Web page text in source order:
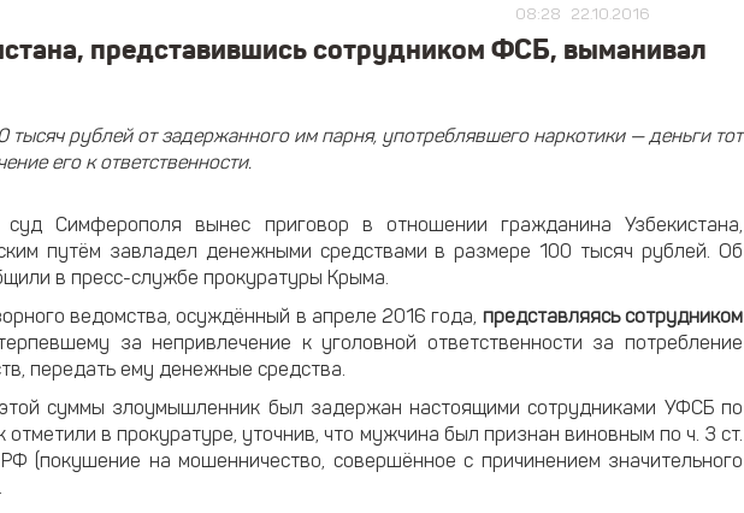
08:28 22.10.2016
представившись сотрудником ФСБ, выманивал
рублей от задержанного им парня, употреблявшего наркотики — деньги тот
его к ответственности.
суд Симферополя вынес приговор в отношении гражданина Узбекистана,
путём завладел денежными средствами в размере 100 тысяч рублей. Об
в пресс-службе прокуратуры Крыма.
ведомства, осуждённый в апреле 2016 года, представляясь сотрудником
за непривлечение к уголовной ответственности за потребление
передать ему денежные средства.
суммы злоумышленник был задержан настоящими сотрудниками УФСБ по
отметили в прокуратуре, уточнив, что мужчина был признан виновным по ч. 3 ст.
(покушение на мошенничество, совершённое с причинением значительного